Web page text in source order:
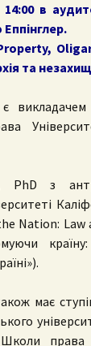
в
та
є
PhD з
Nation: Law
має
права